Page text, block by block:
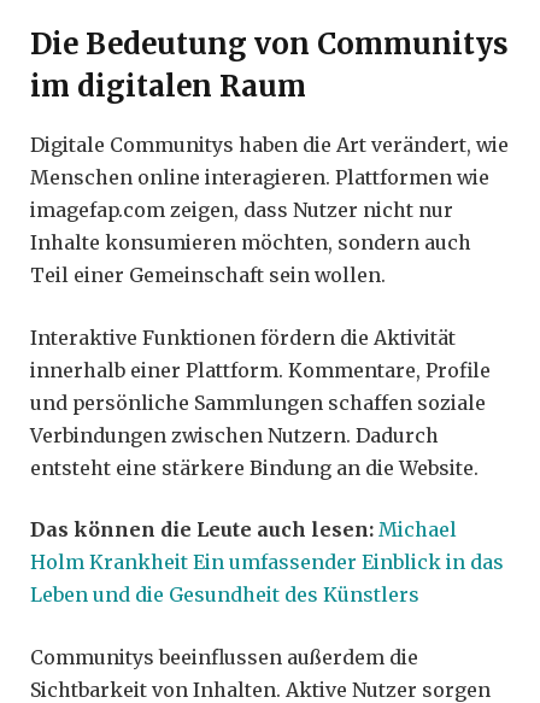
Die Bedeutung von Communitys
im digitalen Raum
Digitale Communitys haben die Art verändert, wie
Menschen online interagieren. Plattformen wie
imagefap.com zeigen, dass Nutzer nicht nur
Inhalte konsumieren möchten, sondern auch
Teil einer Gemeinschaft sein wollen.
Interaktive Funktionen fördern die Aktivität
innerhalb einer Plattform. Kommentare, Profile
und persönliche Sammlungen schaffen soziale
Verbindungen zwischen Nutzern. Dadurch
entsteht eine stärkere Bindung an die Website.
Das können die Leute auch lesen: Michael
Holm Krankheit Ein umfassender Einblick in das
Leben und die Gesundheit des Künstlers
Communitys beeinflussen außerdem die
Sichtbarkeit von Inhalten. Aktive Nutzer sorgen